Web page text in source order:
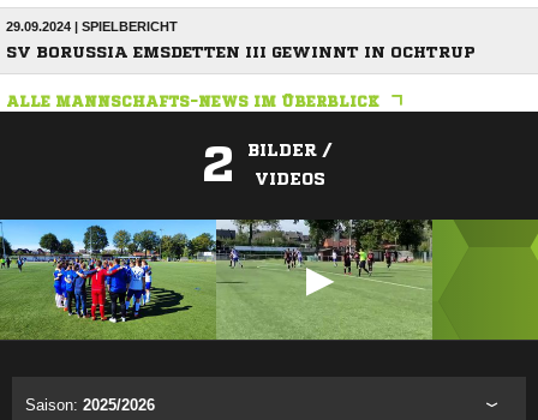
29.09.2024 | SPIELBERICHT
SV BORUSSIA EMSDETTEN III GEWINNT IN OCHTRUP
ALLE MANNSCHAFTS-NEWS IM ÜBERBLICK
2
BILDER /
VIDEOS
Saison: 2025/2026